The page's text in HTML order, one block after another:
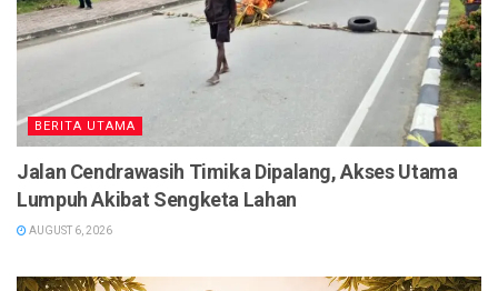
BERITA UTAMA
Jalan Cendrawasih Timika Dipalang, Akses Utama
Lumpuh Akibat Sengketa Lahan
AUGUST 6, 2026